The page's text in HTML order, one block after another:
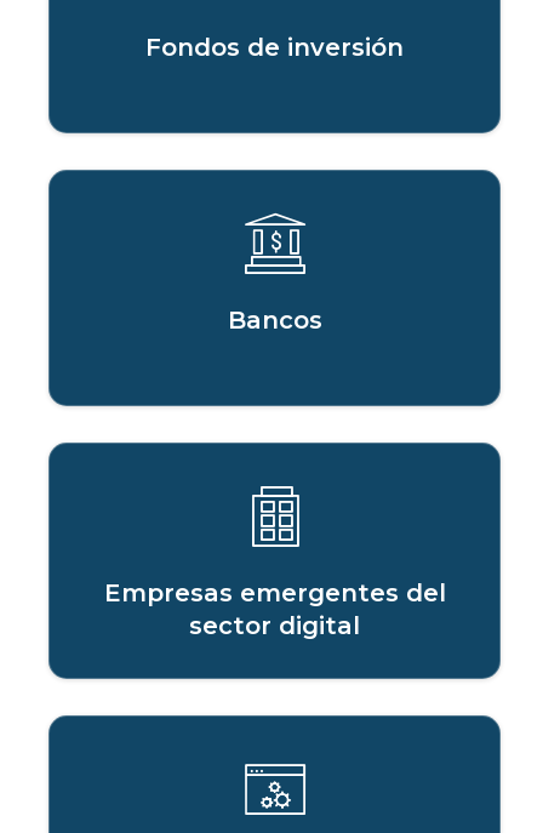
Fondos de inversión
Bancos
Empresas emergentes del
sector digital